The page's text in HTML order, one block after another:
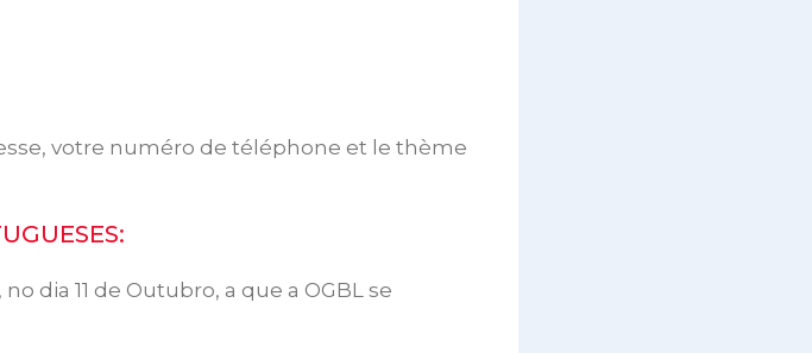
votre numéro de téléphone et le thème
dia 11 de Outubro, a que a OGBL se